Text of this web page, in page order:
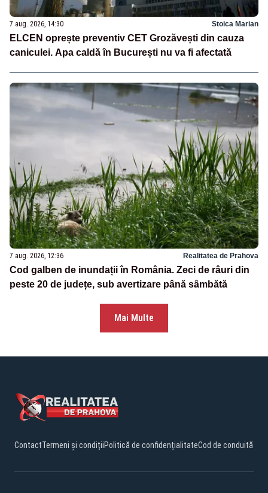
7 aug. 2026, 14:30 Stoica Marian
ELCEN oprește preventiv CET Grozăvești din cauza
caniculei. Apa caldă în București nu va fi afectată
7 aug. 2026, 12:36 Realitatea de Prahova
Cod galben de inundații în România. Zeci de râuri din
peste 20 de județe, sub avertizare până sâmbătă
Mai Multe
ContactTermeni și condițiiPolitică de confidențialitateCod de conduită